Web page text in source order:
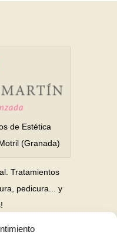
de Estética
(Granada)
Tratamientos
pedicura... y
Sociales